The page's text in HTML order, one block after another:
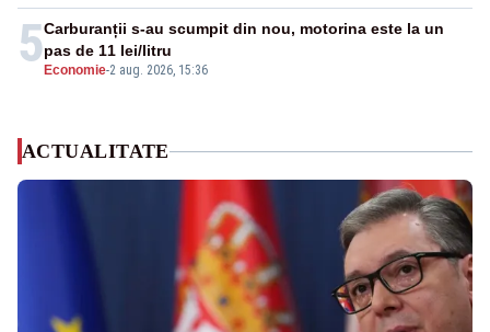
5 Economie-2 aug. 2026, 15:36
Carburanții s-au scumpit din nou, motorina este la un
pas de 11 lei/litru
ACTUALITATE